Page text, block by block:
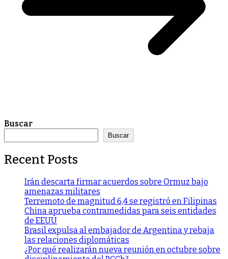
Buscar
Buscar
Recent Posts
Irán descarta firmar acuerdos sobre Ormuz bajo
amenazas militares
Terremoto de magnitud 6,4 se registró en Filipinas
China aprueba contramedidas para seis entidades
de EEUU
Brasil expulsa al embajador de Argentina y rebaja
las relaciones diplomáticas
¿Por qué realizarán nueva reunión en octubre sobre